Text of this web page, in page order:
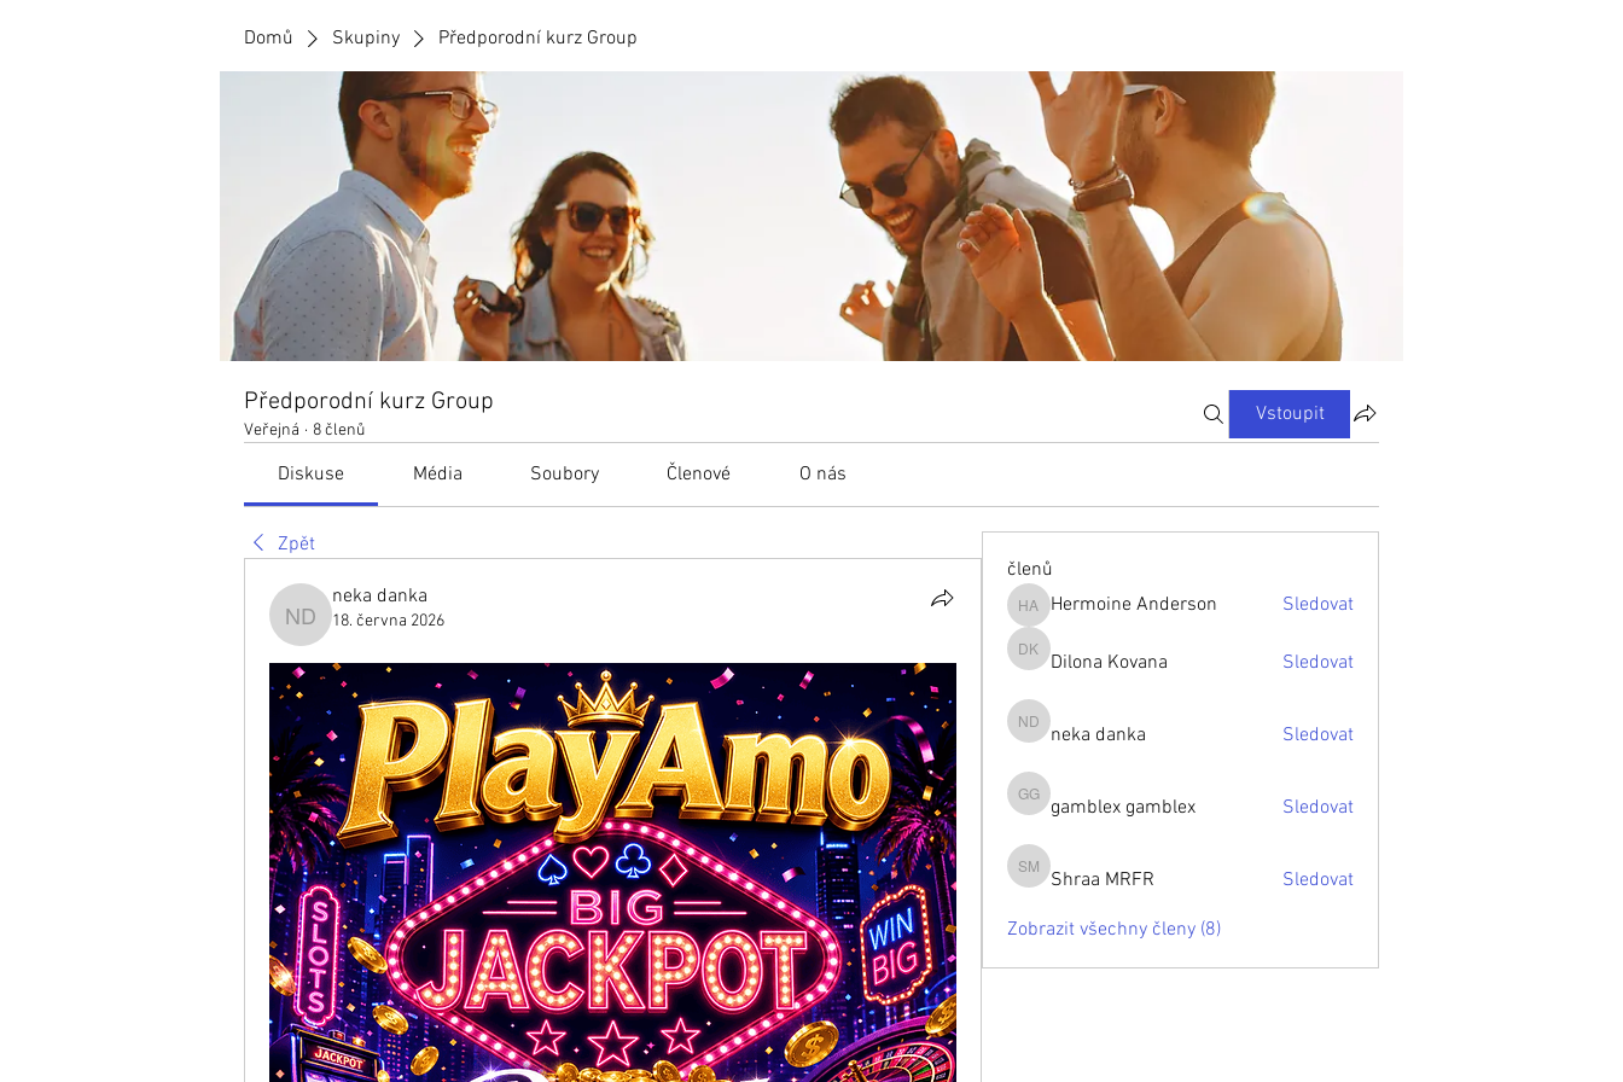
Domů Skupiny Předporodní kurz Group
Předporodní kurz Group
Veřejná · 8 členů
Vstoupit
Diskuse Média Soubory Členové O nás
Zpět
neka danka
neka danka
18. června 2026
členů
Hermoine Anderson
Hermoine Anderson Sledovat
Dilona Kovana
Dilona Kovana Sledovat
neka danka
neka danka Sledovat
gamblex gamblex
gamblex gamblex Sledovat
Shraa MRFR
Shraa MRFR Sledovat
Zobrazit všechny členy (8)